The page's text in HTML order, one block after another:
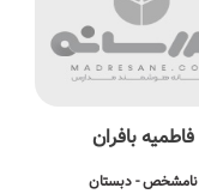
فاطمیه بافران
نامشخص - دبستان